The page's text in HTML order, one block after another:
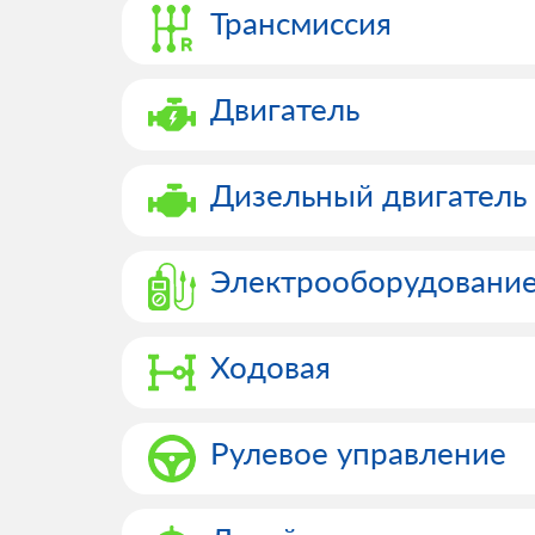
Трансмиссия
Двигатель
Дизельный двигатель
Ходовая
Рулевое управление